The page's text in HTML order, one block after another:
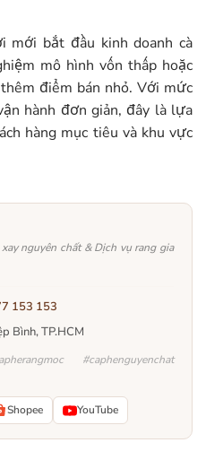
mới bắt đầu kinh doanh cà
mô hình vốn thấp hoặc
điểm bán nhỏ. Với mức
hành đơn giản, đây là lựa
hàng mục tiêu và khu vực
nguyên chất & Dịch vụ rang gia
153 153
Bình, TP.HCM
#caphenguyenchat
Shopee YouTube